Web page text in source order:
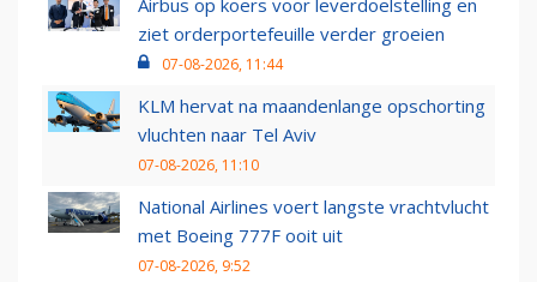
ziet orderportefeuille verder groeien
07-08-2026, 11:44
KLM hervat na maandenlange opschorting
vluchten naar Tel Aviv
07-08-2026, 11:10
National Airlines voert langste vrachtvlucht
met Boeing 777F ooit uit
07-08-2026, 9:52